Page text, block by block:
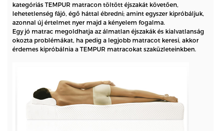
kategóriás TEMPUR matracon töltött éjszakát követően,
lehetetlenség fájó, égő háttal ébredni; amint egyszer kipróbáljuk,
azonnal új értelmet nyer majd a kényelem fogalma.
Egy jó matrac megoldhatja az álmatlan éjszakák és kialvatlanság
okozta problémákat, ha pedig a legjobb matracot keresi, akkor
érdemes kipróbálnia a TEMPUR matracokat szaküzleteinkben.